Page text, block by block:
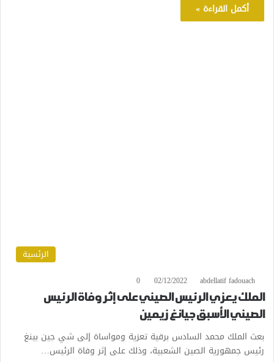
أكمل القراءة »
الرئسية
abdellatif fadouach
02/12/2022
0
الملك يعزي الرئيس الصيني على إثر وفاة الرئيس
الصيني الأسبق جيانغ زيمين
بعث الملك محمد السادس برقية تعزية ومواساة إلى شي جين بينغ
رئيس جمهورية الصين الشعبية، وذلك على إثر وفاة الرئيس…